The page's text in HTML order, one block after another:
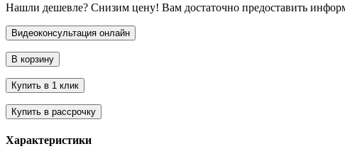
Нашли дешевле? Снизим цену! Вам достаточно предоставить
Характеристики